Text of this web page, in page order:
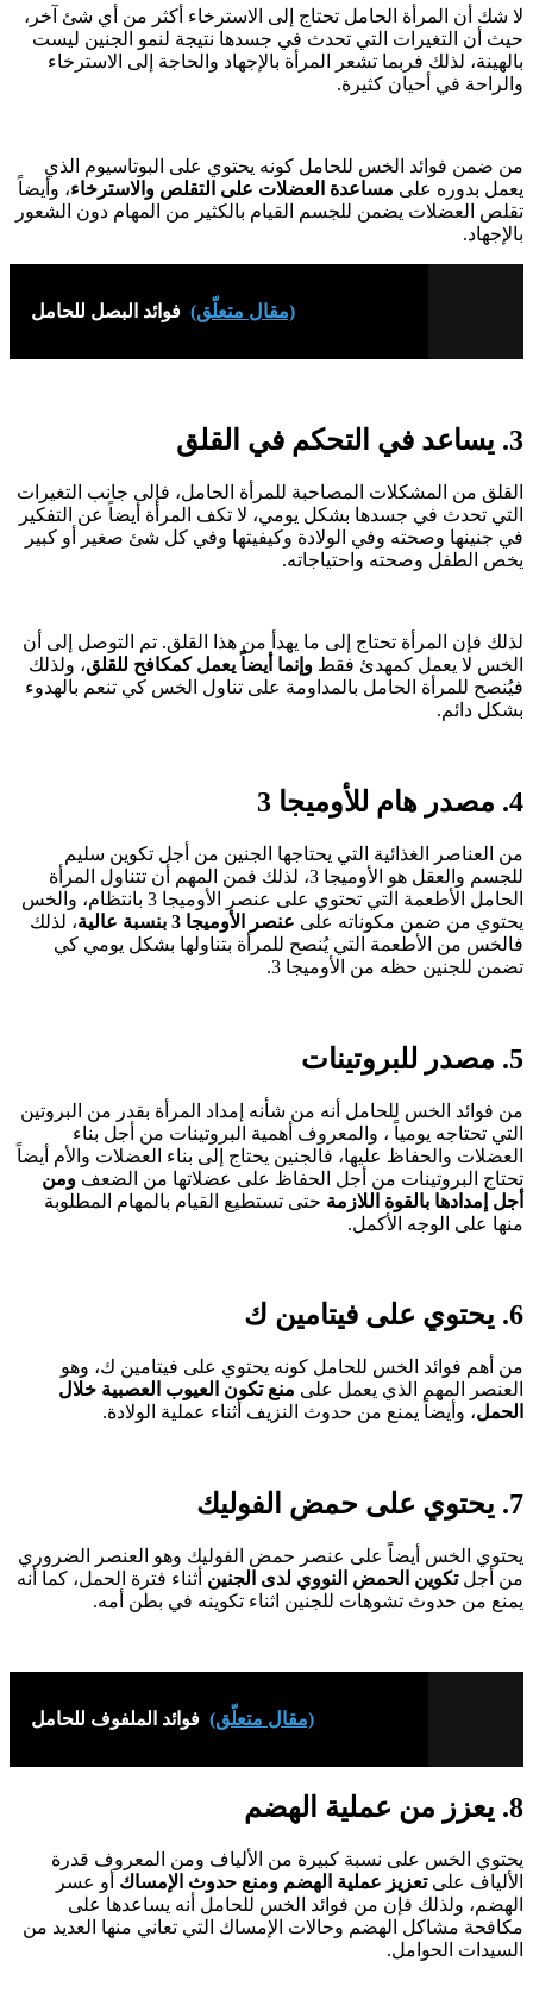
لا شك أن المرأة الحامل تحتاج إلى الاسترخاء أكثر من أي شئ آخر،
حيث أن التغيرات التي تحدث في جسدها نتيجة لنمو الجنين ليست
بالهينة، لذلك فربما تشعر المرأة بالإجهاد والحاجة إلى الاسترخاء
والراحة في أحيان كثيرة.
من ضمن فوائد الخس للحامل كونه يحتوي على البوتاسيوم الذي
يعمل بدوره على مساعدة العضلات على التقلص والاسترخاء، وأيضاً
تقلص العضلات يضمن للجسم القيام بالكثير من المهام دون الشعور
بالإجهاد.
(مقال متعلّق) فوائد البصل للحامل
3. يساعد في التحكم في القلق
القلق من المشكلات المصاحبة للمرأة الحامل، فإلى جانب التغيرات
التي تحدث في جسدها بشكل يومي، لا تكف المرأة أيضاً عن التفكير
في جنينها وصحته وفي الولادة وكيفيتها وفي كل شئ صغير أو كبير
يخص الطفل وصحته واحتياجاته.
لذلك فإن المرأة تحتاج إلى ما يهدأ من هذا القلق. تم التوصل إلى أن
الخس لا يعمل كمهدئ فقط وإنما أيضاً يعمل كمكافح للقلق، ولذلك
فيُنصح للمرأة الحامل بالمداومة على تناول الخس كي تنعم بالهدوء
بشكل دائم.
4. مصدر هام للأوميجا 3
من العناصر الغذائية التي يحتاجها الجنين من أجل تكوين سليم
للجسم والعقل هو الأوميجا 3، لذلك فمن المهم أن تتناول المرأة
الحامل الأطعمة التي تحتوي على عنصر الأوميجا 3 بانتظام، والخس
يحتوي من ضمن مكوناته على عنصر الأوميجا 3 بنسبة عالية
، لذلك
فالخس من الأطعمة التي يُنصح للمرأة بتناولها بشكل يومي كي
تضمن للجنين حظه من الأوميجا 3.
5. مصدر للبروتينات
من فوائد الخس للحامل أنه من شأنه إمداد المرأة بقدر من البروتين
التي تحتاجه يومياً ، والمعروف أهمية البروتينات من أجل بناء
العضلات والحفاظ عليها، فالجنين يحتاج إلى بناء العضلات والأم أيضاً
تحتاج البروتينات من أجل الحفاظ على عضلاتها من الضعف ومن
أجل إمدادها بالقوة اللازمة حتى تستطيع القيام بالمهام المطلوبة
منها على الوجه الأكمل.
6. يحتوي على فيتامين ك
من أهم فوائد الخس للحامل كونه يحتوي على فيتامين ك، وهو
العنصر المهم الذي يعمل على منع تكون العيوب العصبية خلال
الحمل، وأيضاً يمنع من حدوث النزيف أثناء عملية الولادة.
7. يحتوي على حمض الفوليك
يحتوي الخس أيضاً على عنصر حمض الفوليك وهو العنصر الضروري
من أجل تكوين الحمض النووي لدى الجنين أثناء فترة الحمل، كما أنه
يمنع من حدوث تشوهات للجنين اثناء تكوينه في بطن أمه.
(مقال متعلّق) فوائد الملفوف للحامل
8. يعزز من عملية الهضم
يحتوي الخس على نسبة كبيرة من الألياف ومن المعروف قدرة
الألياف على تعزيز عملية الهضم ومنع حدوث الإمساك أو عسر
الهضم، ولذلك فإن من فوائد الخس للحامل أنه يساعدها على
مكافحة مشاكل الهضم وحالات الإمساك التي تعاني منها العديد من
السيدات الحوامل.